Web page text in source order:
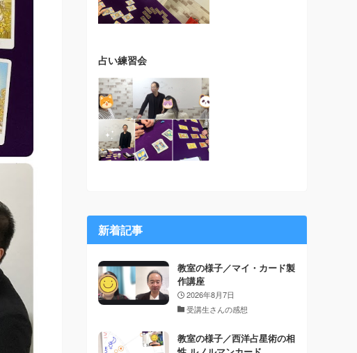
占い練習会
新着記事
教室の様子／マイ・カード製
作講座
2026年8月7日
受講生さんの感想
教室の様子／西洋占星術の相